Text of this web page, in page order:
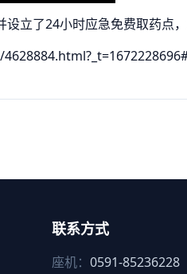
立了24小时应急免费取药点
联系方式
座机： 0591-85236228